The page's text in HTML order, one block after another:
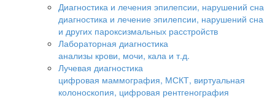
Диагностика и лечения эпилепсии, нарушений сна
диагностика и лечение эпилепсии, нарушений сна
и других пароксизмальных расстройств
Лабораторная диагностика
анализы крови, мочи, кала и т.д.
Лучевая диагностика
цифровая маммография, МСКТ, виртуальная
колоноскопия, цифровая рентгенография